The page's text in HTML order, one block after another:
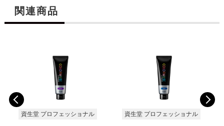
関連商品
資生堂 プロフェッショナル 資生堂 プロフェッショナル